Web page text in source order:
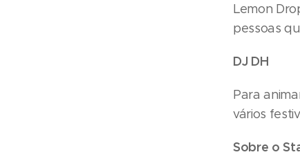
Lemon
pessoas
DJ DH
Para
vários
Sobre o